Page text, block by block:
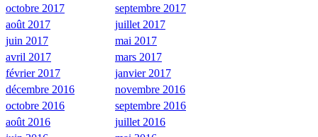
octobre 2017
septembre 2017
août 2017
juillet 2017
juin 2017
mai 2017
avril 2017
mars 2017
février 2017
janvier 2017
décembre 2016
novembre 2016
octobre 2016
septembre 2016
août 2016
juillet 2016